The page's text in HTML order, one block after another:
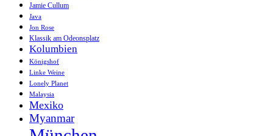
Jamie Cullum
Java
Jon Rose
Klassik am Odeonsplatz
Kolumbien
Königshof
Linke Weine
Lonely Planet
Malaysia
Mexiko
Myanmar